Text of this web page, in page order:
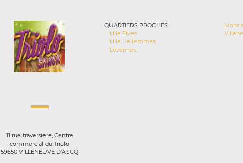
11 rue traversiere, Centre
commercial du Triolo
59650 VILLENEUVE D'ASCQ
QUARTIERS PROCHES
Lille Fives
Lille Hellemmes
Lezennes
Mons